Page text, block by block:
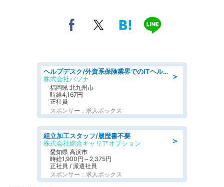
＞
ヘルプデスク/外資系保険業界でのITヘルプデスク業務/駅近/即日勤務可/ヘルプデスク
株式会社パソナ
福岡県 北九州市
時給4,167円
正社員
スポンサー：求人ボックス
＞
組立加工スタッフ/履歴書不要
株式会社綜合キャリアオプション
愛知県 高浜市
時給1,900円～2,375円
正社員 / 派遣社員
スポンサー：求人ボックス